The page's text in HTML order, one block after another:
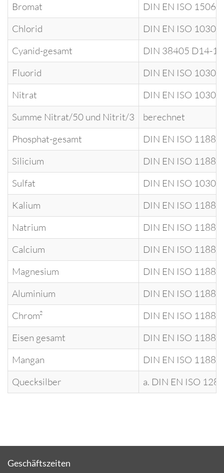
Bromat
DIN EN ISO 15061
Chlorid
DIN EN ISO
Cyanid-gesamt
DIN 38405 D14-1
Fluorid
DIN EN ISO
Nitrat
DIN EN ISO
Summe Nitrat/50 und Nitrit/3
berechnet
Phosphat-gesamt
DIN EN ISO 11885
Silicium
DIN EN ISO 11885
Sulfat
DIN EN ISO
Kalium
DIN EN ISO 11885
Natrium
DIN EN ISO 11885
Calcium
DIN EN ISO 11885
Magnesium
DIN EN ISO 11885
Aluminium
DIN EN ISO 11885
Chrom²
DIN EN ISO 11885
Eisen gesamt
DIN EN ISO 11885
Mangan
DIN EN ISO 11885
Quecksilber
a. DIN EN ISO
Geschäftszeiten